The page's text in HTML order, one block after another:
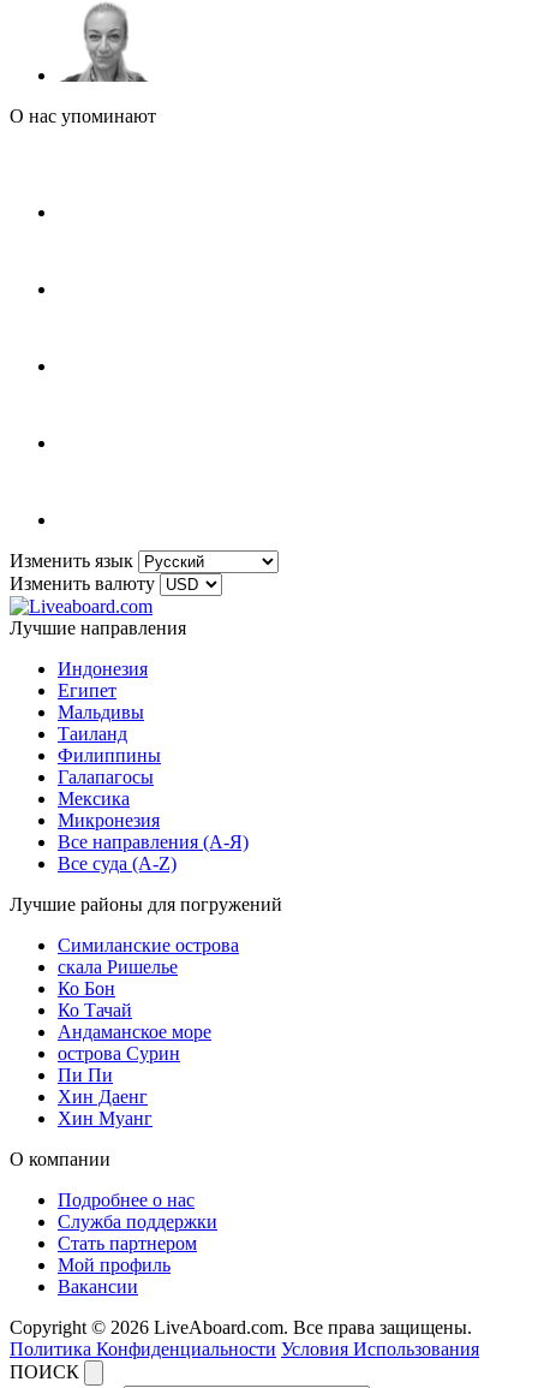
О нас упоминают
Изменить язык
Изменить валюту
Лучшие направления
Индонезия
Египет
Мальдивы
Таиланд
Филиппины
Галапагосы
Мексика
Микронезия
Все направления (A-Я)
Все суда (A-Z)
Лучшие районы для погружений
Симиланские острова
скала Ришелье
Ко Бон
Ко Тачай
Андаманское море
острова Сурин
Пи Пи
Хин Даенг
Хин Муанг
О компании
Подробнее о нас
Служба поддержки
Стать партнером
Мой профиль
Вакансии
Copyright © 2026 LiveAboard.com. Все права защищены.
Политика Конфиденциальности Условия Использования
ПОИСК